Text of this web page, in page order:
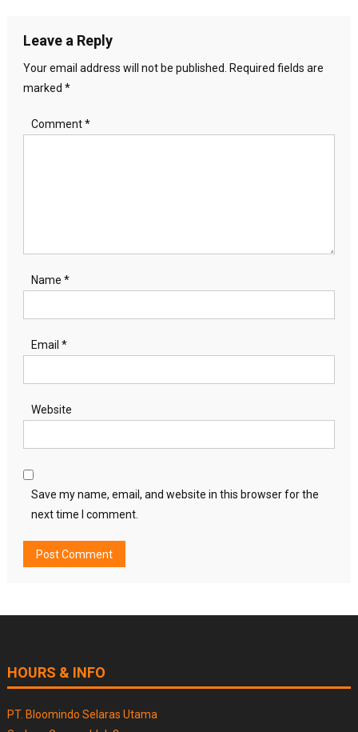
Leave a Reply
Your email address will not be published.
Required fields are
marked *
Comment*
Name *
Email *
Website
Save my name, email, and website in this browser for the
next time I comment.
HOURS & INFO
PT. Bloomindo Selaras Utama